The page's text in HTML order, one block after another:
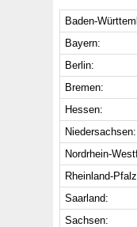
Baden-
Bayern:
Berlin:
Bremen:
Hessen:
Niedersachsen:
Nordrhein-
Rheinland-
Saarland:
Sachsen: